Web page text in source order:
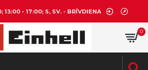
13:00 - 17:00; S, SV. - BRĪVDIENA
0